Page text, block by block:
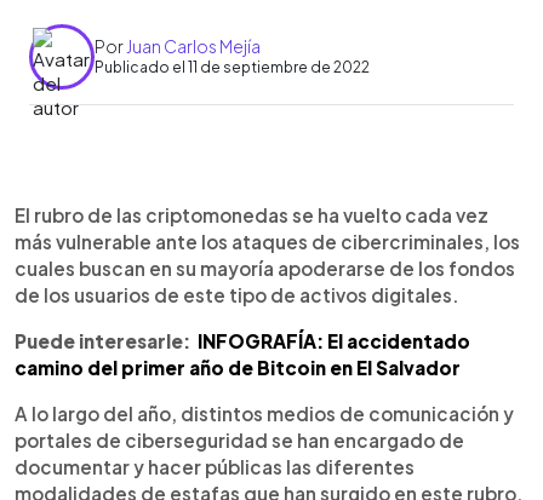
Por Juan Carlos Mejía
Publicado el 11 de septiembre de 2022
Escuchar artículo
El rubro de las criptomonedas se ha vuelto cada vez
más vulnerable ante los ataques de cibercriminales, los
cuales buscan en su mayoría apoderarse de los fondos
de los usuarios de este tipo de activos digitales.
Puede interesarle: INFOGRAFÍA: El accidentado
camino del primer año de Bitcoin en El Salvador
A lo largo del año, distintos medios de comunicación y
portales de ciberseguridad se han encargado de
documentar y hacer públicas las diferentes
modalidades de estafas que han surgido en este rubro.